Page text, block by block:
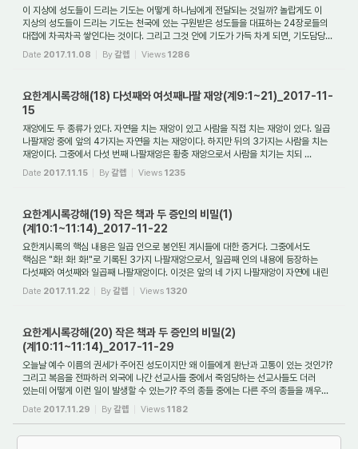
이 지상에 성도들이 드리는 기도는 어떻게 하나님에게 전달되는 것일까? 놀랍게도 이
지상의 성도들이 드리는 기도는 천국에 있는 구원받은 성도들을 대표하는 24장로들의
대접에 차곡차곡 쌓인다는 것이다. 그리고 그것 안에 기도가 가득 차게 되면, 기도담당...
Date 2017.11.08 By갈렙 Views 1286
요한계시록강해(18) 다섯째와 여섯째나팔 재앙(계9:1~21)_2017-11-
15
재앙에도 두 종류가 있다. 자연을 치는 재앙이 있고 사람을 직접 치는 재앙이 있다. 일곱
나팔재앙 중에 앞의 4가지는 자연을 치는 재앙이다. 하지만 뒤의 3가지는 사람을 치는
재앙이다. 그중에서 다섯 번째 나팔재앙은 황충 재앙으로서 사람을 치기는 치되 ...
Date 2017.11.15 By갈렙 Views 1235
요한계시록강해(19) 작은 책과 두 증인의 비밀(1)
(계10:1~11:14)_2017-11-22
요한계시록의 핵심 내용은 일곱 인으로 봉인된 계시들에 대한 증거다. 그중에서도
핵심은 "화! 화! 화!"로 기록된 3가지 나팔재앙으로서, 일곱째 인의 내용에 등장하는
다섯째와 여섯째와 일곱째 나팔재앙이다. 이것은 앞의 네 가지 나팔재앙이 자연에 내린
재...
Date 2017.11.22 By갈렙 Views 1320
요한계시록강해(20) 작은 책과 두 증인의 비밀(2)
(계10:11~11:14)_2017-11-29
오늘날 예수 이름의 권세가 주어진 성도이지만 왜 이들에게 환난과 고통이 있는 것인가?
그리고 복음을 전파하러 외국에 나간 선교사들 중에서 죽임당하는 선교사들도 더러
있는데 어떻게 이런 일이 발생할 수 있는가? 주의 종들 중에는 다른 주의 종들을 깨우...
Date 2017.11.29 By갈렙 Views 1182